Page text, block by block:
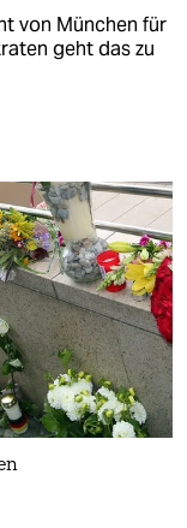
von München für
geht das zu